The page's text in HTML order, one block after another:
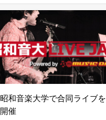
昭和音楽大学で合同ライブを
開催